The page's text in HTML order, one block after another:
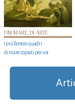
UN MARE DI ARTE
I più famosi quadri
di mare copiati per voi